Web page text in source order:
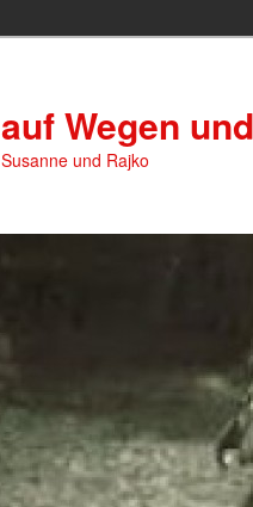
auf Wegen
Susanne und Rajko